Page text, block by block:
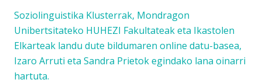
Soziolinguistika Klusterrak, Mondragon
Unibertsitateko HUHEZI Fakultateak eta Ikastolen
Elkarteak landu dute bildumaren online datu-basea,
Izaro Arruti eta Sandra Prietok egindako lana oinarri
hartuta.